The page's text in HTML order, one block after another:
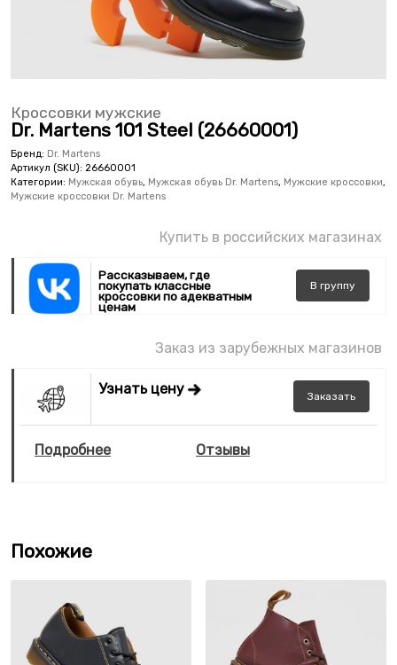
Кроссовки мужские
Dr. Martens 101 Steel (26660001)
Бренд: Dr. Martens
Артикул (SKU): 26660001
Категории: Мужская обувь, Мужская обувь Dr. Martens, Мужские кроссовки,
Мужские кроссовки Dr. Martens
Купить в российских магазинах
Рассказываем, где
покупать классные
кроссовки по адекватным
ценам
В группу
Заказ из зарубежных магазинов
Узнать цену Заказать
Подробнее Отзывы
Похожие